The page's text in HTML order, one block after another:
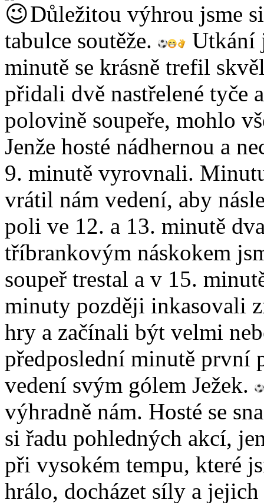
Důležitou výhrou jsme
tabulce soutěže.
Utkání
minutě se krásně trefil
přidali dvě nastřelené tyče
polovině soupeře, mohlo
Jenže hosté nádhernou a
9. minutě vyrovnali.
vrátil nám vedení, aby
poli ve 12. a 13. minutě
tříbrankovým náskokem
soupeř trestal a v 15.
minuty později inkasovali
hry a začínali být velmi
předposlední minutě první
vedení svým gólem Ježek.
výhradně nám. Hosté se
si řadu pohledných akcí,
při vysokém tempu, které
hrálo, docházet síly a